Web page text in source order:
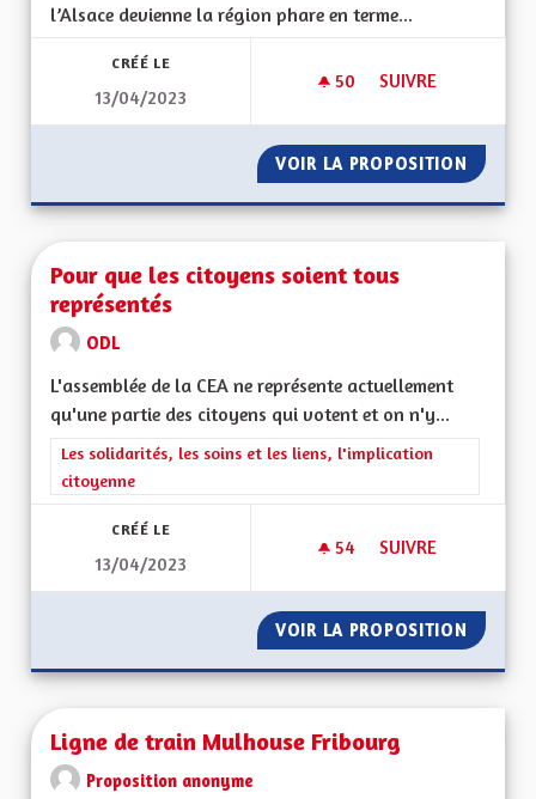
l’Alsace devienne la région phare en terme...
CRÉÉ LE
13/04/2023
50 50 ABONNÉS
SUIVRE
VOIR LA PROPOSITION LE
Pour que les citoyens soient tous
représentés
ODL
L'assemblée de la CEA ne représente actuellement
qu'une partie des citoyens qui votent et on n'y...
Filtrer les résultats de la catégorie : Les solidarités, les soins
Les solidarités, les soins et les liens, l'implication
citoyenne
CRÉÉ LE
13/04/2023
54 54 ABONNÉS
SUIVRE
VOIR LA PROPOSITION POUR
Ligne de train Mulhouse Fribourg
Proposition anonyme